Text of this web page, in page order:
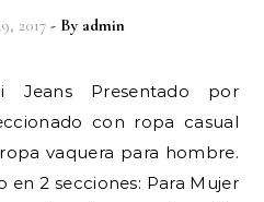
2017 - By admin
con ropa casual
vaquera para hombre.
en 2 secciones: Para Mujer